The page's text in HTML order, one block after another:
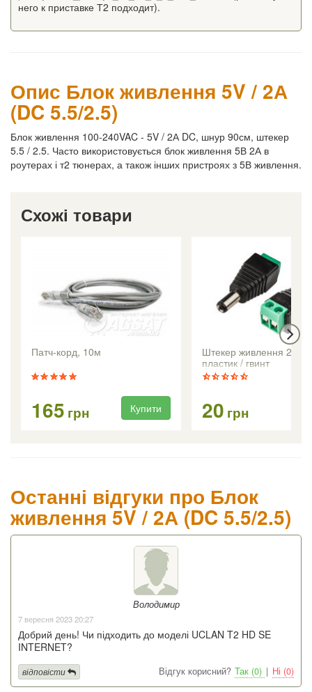
него к приставке Т2 подходит).
Опис Блок живлення 5V / 2А
(DC 5.5/2.5)
Блок живлення 100-240VAC - 5V / 2А DC, шнур 90см, штекер
5.5 / 2.5. Часто використовується блок живлення 5В 2А в
роутерах і т2 тюнерах, а також інших пристроях з 5В живлення.
Схожі товари
Патч-корд, 10м
165 грн Купити
Штекер живлення 2.1 /
пластик / гвинт
20 грн
Останні відгуки про Блок
живлення 5V / 2А (DC 5.5/2.5)
Володимир
7 вересня 2023 20:27
Добрий день! Чи підходить до моделі UCLAN T2 HD SE
INTERNET?
Відгук корисний? Так (0) | Ні (0)
відповісти